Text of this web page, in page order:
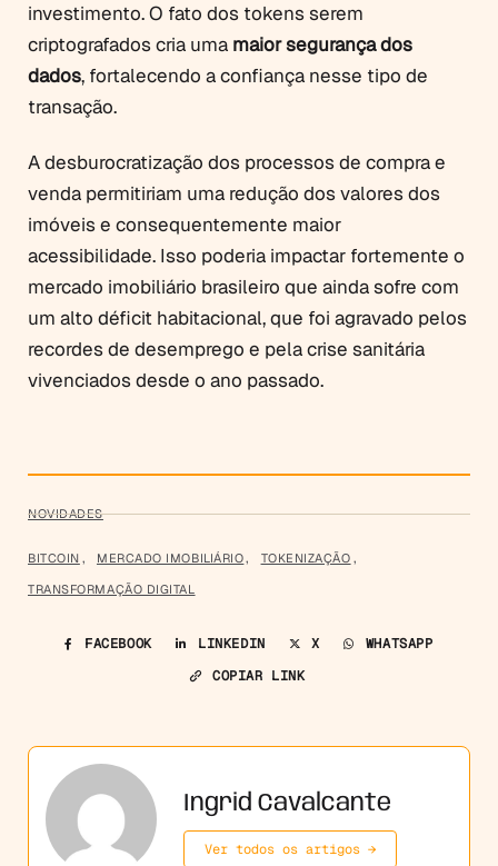
investimento. O fato dos tokens serem
criptografados cria uma maior segurança dos
dados, fortalecendo a confiança nesse tipo de
transação.
A desburocratização dos processos de compra e
venda permitiriam uma redução dos valores dos
imóveis e consequentemente maior
acessibilidade. Isso poderia impactar fortemente o
mercado imobiliário brasileiro que ainda sofre com
um alto déficit habitacional, que foi agravado pelos
recordes de desemprego e pela crise sanitária
vivenciados desde o ano passado.
NOVIDADES
BITCOIN , MERCADO IMOBILIÁRIO, TOKENIZAÇÃO ,
TRANSFORMAÇÃO DIGITAL
FACEBOOK LINKEDIN X
WHATSAPP
COPIAR LINK
Ingrid Cavalcante
Ver todos os artigos →